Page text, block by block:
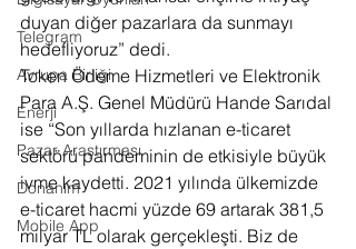
Telegram
Avrupa Birliği
Enerji
Pazar Araştırması
Donanım
Mobile App
duyan diğer pazarlara da sunmayı
hedefliyoruz” dedi.
Token Ödeme Hizmetleri ve Elektronik
Para A.Ş. Genel Müdürü Hande Sarıdal
ise “Son yıllarda hızlanan e-ticaret
sektörü pandeminin de etkisiyle büyük
ivme kaydetti. 2021 yılında ülkemizde
e-ticaret hacmi yüzde 69 artarak 381,5
milyar TL olarak gerçekleşti. Biz de